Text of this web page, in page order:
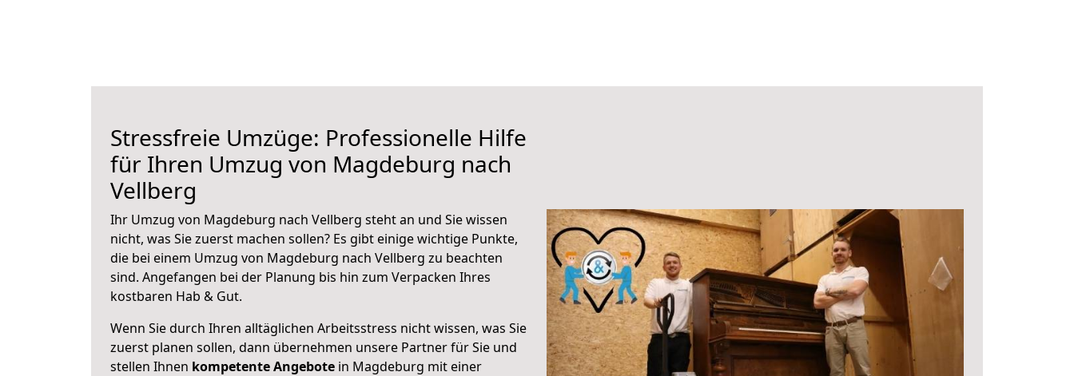
Stressfreie Umzüge: Professionelle Hilfe
für Ihren Umzug von Magdeburg nach
Vellberg
Ihr Umzug von Magdeburg nach Vellberg steht an und Sie wissen
nicht, was Sie zuerst machen sollen? Es gibt einige wichtige Punkte,
die bei einem Umzug von Magdeburg nach Vellberg zu beachten
sind. Angefangen bei der Planung bis hin zum Verpacken Ihres
kostbaren Hab & Gut.
Wenn Sie durch Ihren alltäglichen Arbeitsstress nicht wissen, was Sie
zuerst planen sollen, dann übernehmen unsere Partner für Sie und
stellen Ihnen kompetente Angebote in Magdeburg mit einer